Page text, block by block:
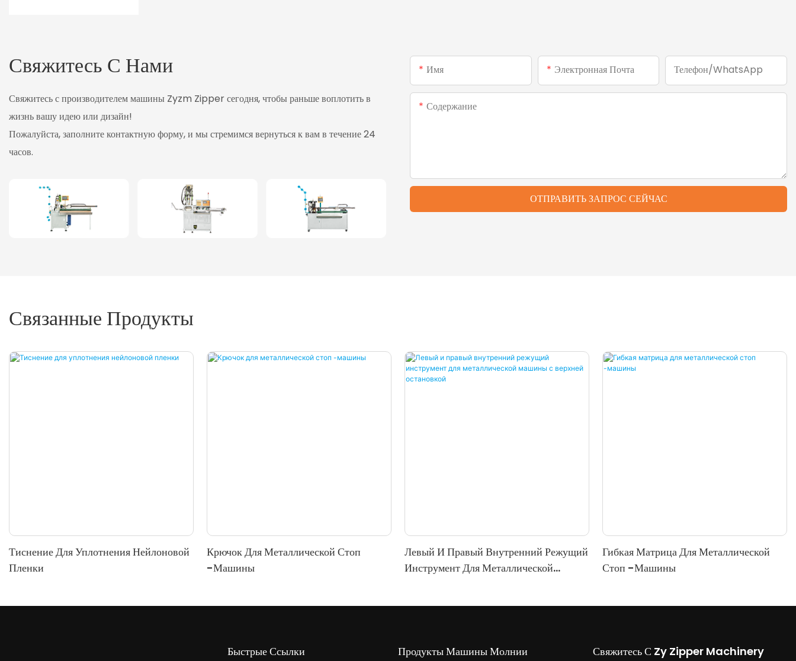
Свяжитесь С Нами
Свяжитесь с производителем машины Zyzm Zipper сегодня, чтобы раньше воплотить в
жизнь вашу идею или дизайн!
Пожалуйста, заполните контактную форму, и мы стремимся вернуться к вам в течение 24
часов.
Имя Электронная Почта Телефон/WhatsApp
Содержание
ОТПРАВИТЬ ЗАПРОС СЕЙЧАС
Связанные Продукты
Тиснение Для Уплотнения Нейлоновой
Пленки
Крючок Для Металлической Стоп
-машины
Левый И Правый Внутренний Режущий
Инструмент Для Металлической
Гибкая Матрица Для Металлической
Стоп -машины
Быстрые Ссылки Продукты Машины Молнии Свяжитесь С Zy Zipper Machinery